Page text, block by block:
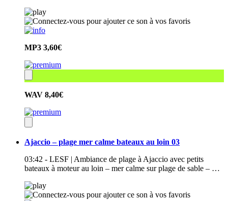
MP3 3,60€
WAV 8,40€
Ajaccio – plage mer calme bateaux au loin 03
03:42 - LESF | Ambiance de plage à Ajaccio avec petits
bateaux à moteur au loin – mer calme sur plage de sable – …